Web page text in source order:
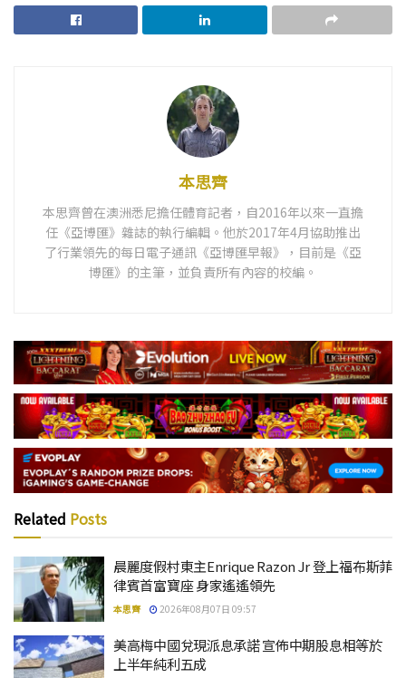
本思齊
本思齊曾在澳洲悉尼擔任體育記者，自2016年以來一直擔
任《亞博匯》雜誌的執行編輯。他於2017年4月協助推出
了行業領先的每日電子通訊《亞博匯早報》，目前是《亞
博匯》的主筆，並負責所有內容的校編。
Related Posts
晨麗度假村東主Enrique Razon Jr 登上福布斯菲
律賓首富寶座 身家遙遙領先
本思齊 2026年08月07日 09:57
美高梅中國兌現派息承諾 宣佈中期股息相等於
上半年純利五成